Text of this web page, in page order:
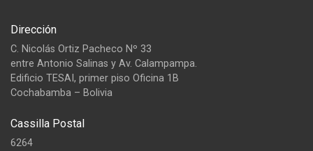
Dirección
C. Nicolás Ortiz Pacheco Nº 33
entre Antonio Salinas y Av. Calampampa.
Edificio TESAI, primer piso Oficina 1B
Cochabamba – Bolivia
Cassilla Postal
6264